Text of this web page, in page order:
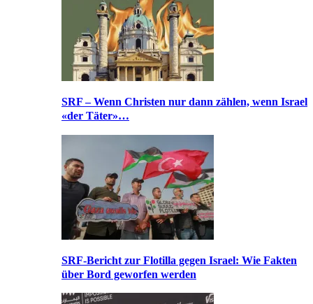
SRF – Wenn Christen nur dann zählen, wenn Israel
«der Täter»…
SRF-Bericht zur Flotilla gegen Israel: Wie Fakten
über Bord geworfen werden